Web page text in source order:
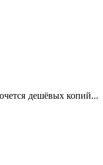
дешёвых копий...